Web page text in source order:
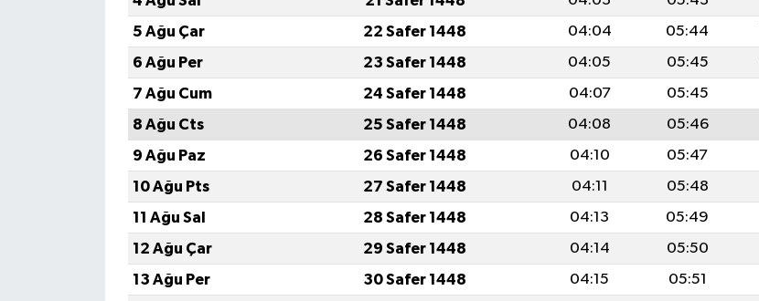
5 Ağu Çar
22 Safer 1448 04:04 05:44
6 Ağu Per
23 Safer 1448 04:05 05:45
7 Ağu Cum
24 Safer 1448 04:07 05:45
8 Ağu Cts
25 Safer 1448 04:08 05:46
9 Ağu Paz
26 Safer 1448 04:10 05:47
10 Ağu Pts
27 Safer 1448 04:11 05:48
11 Ağu Sal
28 Safer 1448 04:13 05:49
12 Ağu Çar
29 Safer 1448 04:14 05:50
13 Ağu Per
30 Safer 1448 04:15 05:51